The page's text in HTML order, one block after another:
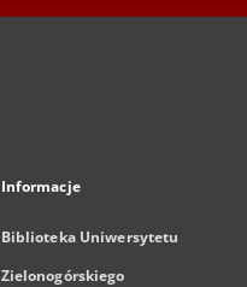
Informacje
Biblioteka Uniwersytetu
Zielonogórskiego